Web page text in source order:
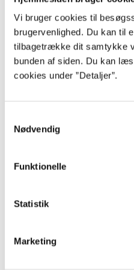
Vi bruger cookies til
brugervenlighed. Du kan til
tilbagetrække dit samtykke
bunden af siden. Du kan
cookies under ”Detaljer”.
Nødvendig
Funktionelle
Statistik
Marketing
A Telltale Games